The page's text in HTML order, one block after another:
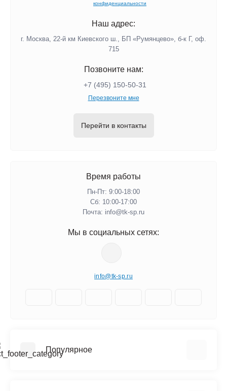
конфиденциальности
Наш адрес:
г. Москва, 22-й км Киевского ш., БП «Румянцево», б-к Г, оф.
715
Позвоните нам:
+7 (495) 150-50-31
Перезвоните мне
Перейти в контакты
Время работы
Пн-Пт: 9:00-18:00
Сб: 10:00-17:00
Почта: info@tk-sp.ru
Мы в социальных сетях:
info@tk-sp.ru
Популярное